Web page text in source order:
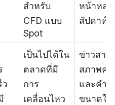
สำหรับ
CFD แบบ
Spot
หน้าหลา
สัปดาห์
ว
เป็นไปได้ใน
ตลาดที่มี
การ
เคลื่อนไหว
ข่าวสาร
สภาพคล่
และคำสั่
ขนาดใ